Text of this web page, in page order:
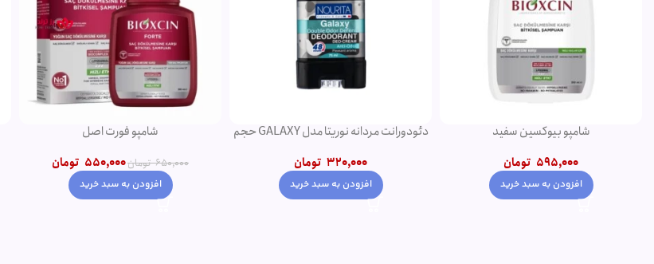
شامپو بیوکسین سفید
595,000 تومان
افزودن به سبد خرید
دئودورانت مردانه نوریتا مدل GALAXY حجم
320,000 تومان
افزودن به سبد خرید
شامپو فورت اصل
650,000 تومان550,000 تومان
افزودن به سبد خرید